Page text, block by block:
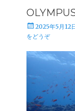
投
稿
2025年5月12
をどうぞ